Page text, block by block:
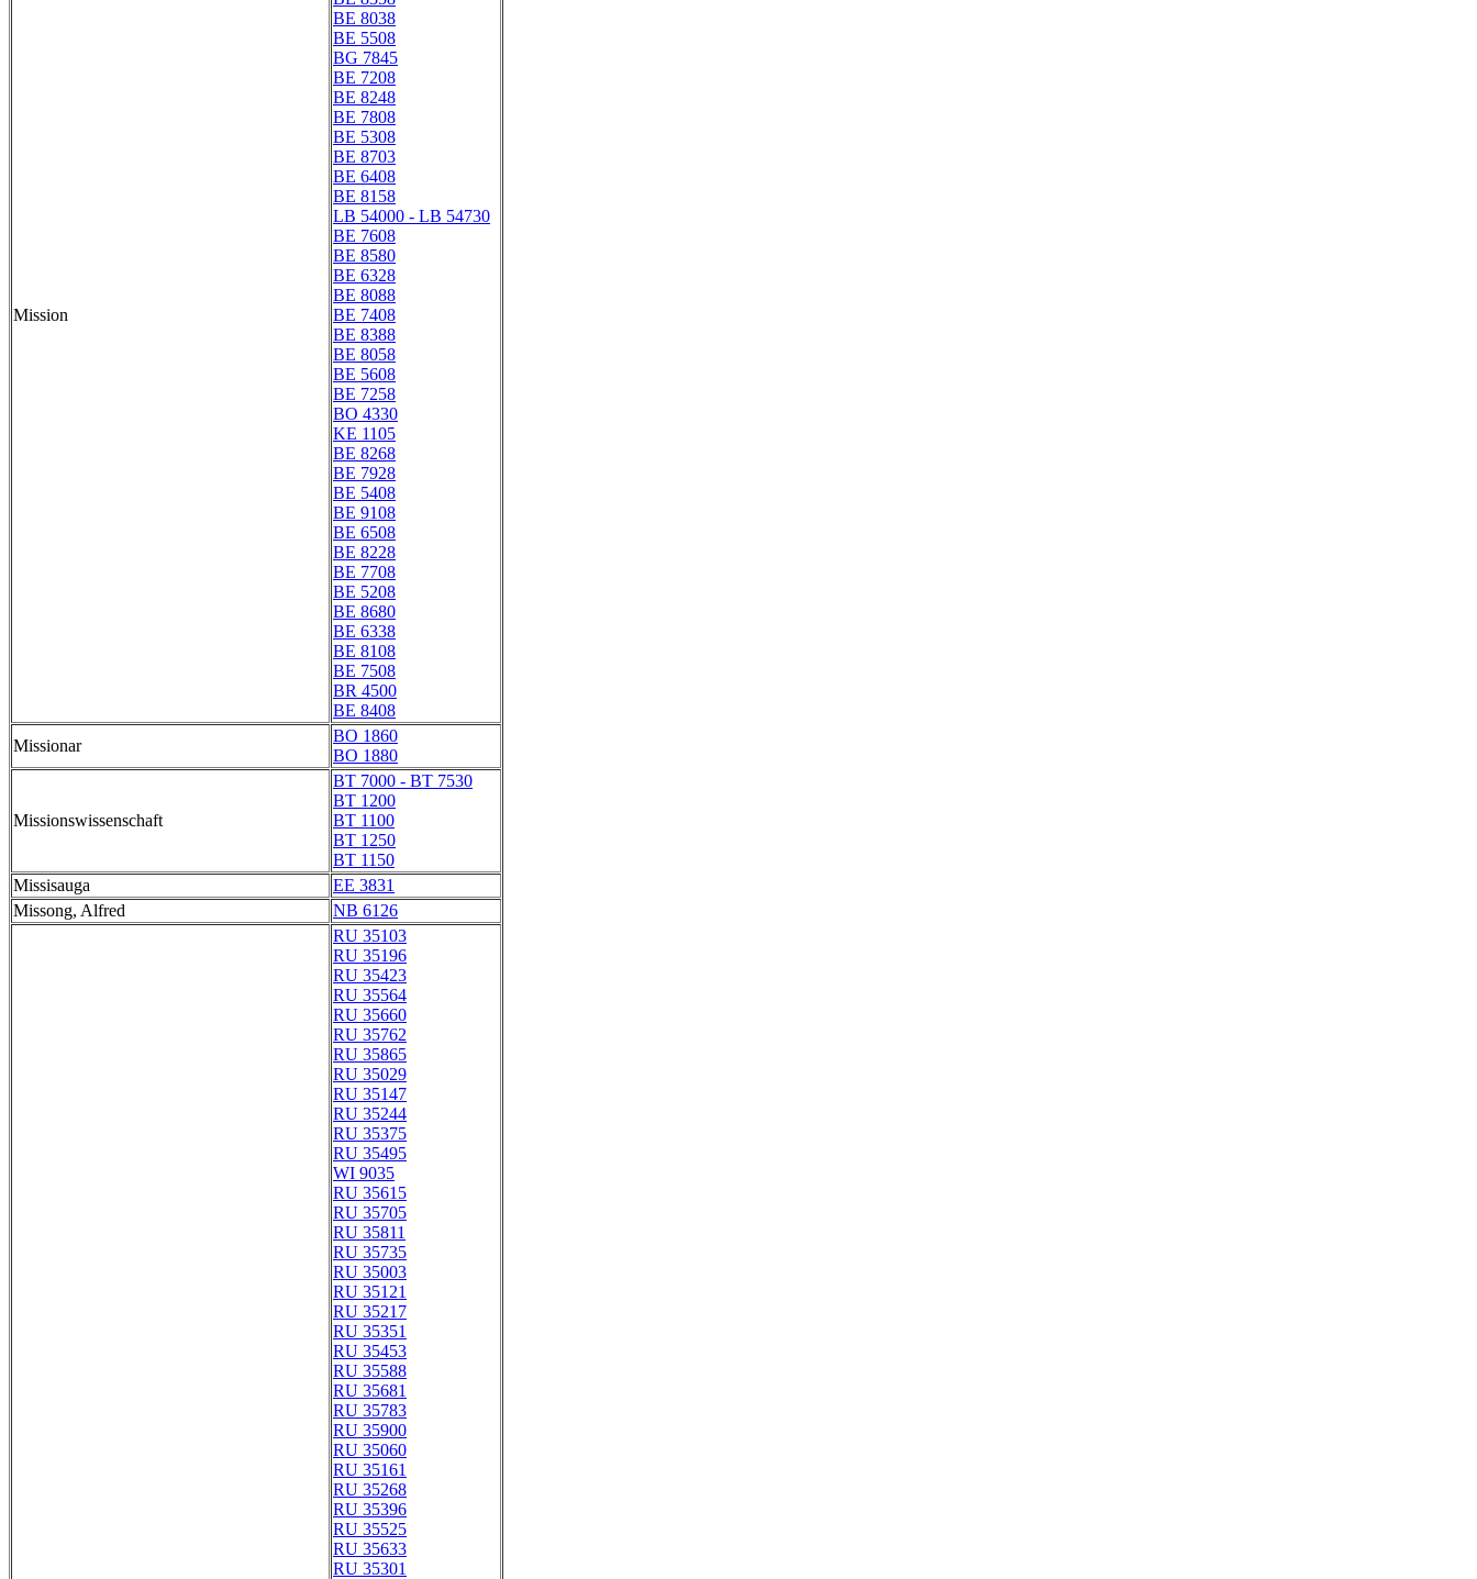
Mission
BE 8038
BE 5508
BG 7845
BE 7208
BE 8248
BE 7808
BE 5308
BE 8703
BE 6408
BE 8158
LB 54000 - LB 54730
BE 7608
BE 8580
BE 6328
BE 8088
BE 7408
BE 8388
BE 8058
BE 5608
BE 7258
BO 4330
KE 1105
BE 8268
BE 7928
BE 5408
BE 9108
BE 6508
BE 8228
BE 7708
BE 5208
BE 8680
BE 6338
BE 8108
BE 7508
BR 4500
BE 8408
Missionar
BO 1860
BO 1880
Missionswissenschaft
BT 7000 - BT 7530
BT 1200
BT 1100
BT 1250
BT 1150
Missisauga
EE 3831
Missong, Alfred
NB 6126
RU 35103
RU 35196
RU 35423
RU 35564
RU 35660
RU 35762
RU 35865
RU 35029
RU 35147
RU 35244
RU 35375
RU 35495
WI 9035
RU 35615
RU 35705
RU 35811
RU 35735
RU 35003
RU 35121
RU 35217
RU 35351
RU 35453
RU 35588
RU 35681
RU 35783
RU 35900
RU 35060
RU 35161
RU 35268
RU 35396
RU 35525
RU 35633
RU 35301